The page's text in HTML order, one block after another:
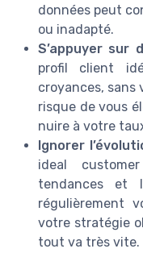
données peut
ou inadapté.
S’appuyer sur
profil client
croyances, sans
risque de vous
nuire à votre
Ignorer
ideal
tendances et
régulièrement
votre stratégie
tout va très vite.